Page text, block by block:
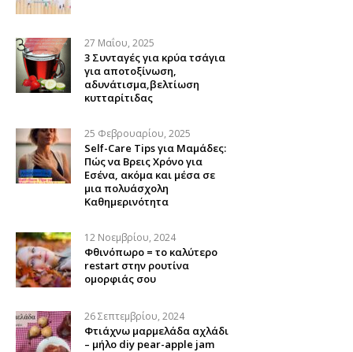
27 Μαΐου, 2025
3 Συνταγές για κρύα τσάγια
για αποτοξίνωση,
αδυνάτισμα,βελτίωση
κυτταρίτιδας
25 Φεβρουαρίου, 2025
Self-Care Tips για Μαμάδες:
Πώς να Βρεις Χρόνο για
Εσένα, ακόμα και μέσα σε
μια πολυάσχολη
Καθημερινότητα
12 Νοεμβρίου, 2024
Φθινόπωρο = το καλύτερο
restart στην ρουτίνα
ομορφιάς σου
26 Σεπτεμβρίου, 2024
Φτιάχνω μαρμελάδα αχλάδι
– μήλο diy pear-apple jam